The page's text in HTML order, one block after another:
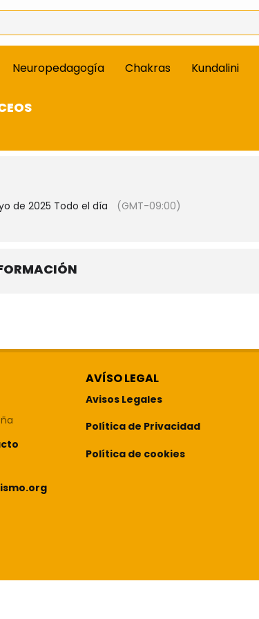
Neuropedagogía Chakras Kundalini
de 2025 Todo el día (GMT-09:00)
AVÍSO LEGAL
Avisos Legales
Política de Privacidad
Política de cookies